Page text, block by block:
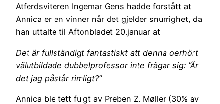
Atferdsviteren Ingemar Gens hadde forstått at
Annica er en vinner når det gjelder snurrighet, da
han uttalte til Aftonbladet 20.januar at
Det är fullständigt fantastiskt att denna oerhört
välutbildade dubbelprofessor inte frågar sig: ”Är
det jag påstår rimligt?”
Annica ble tett fulgt av Preben Z. Møller (30% av